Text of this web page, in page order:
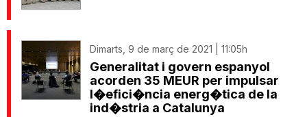
Dimarts, 9 de març de 2021 | 11:05h
Generalitat i govern espanyol
acorden 35 MEUR per impulsar
l�efici�ncia energ�tica de la
ind�stria a Catalunya